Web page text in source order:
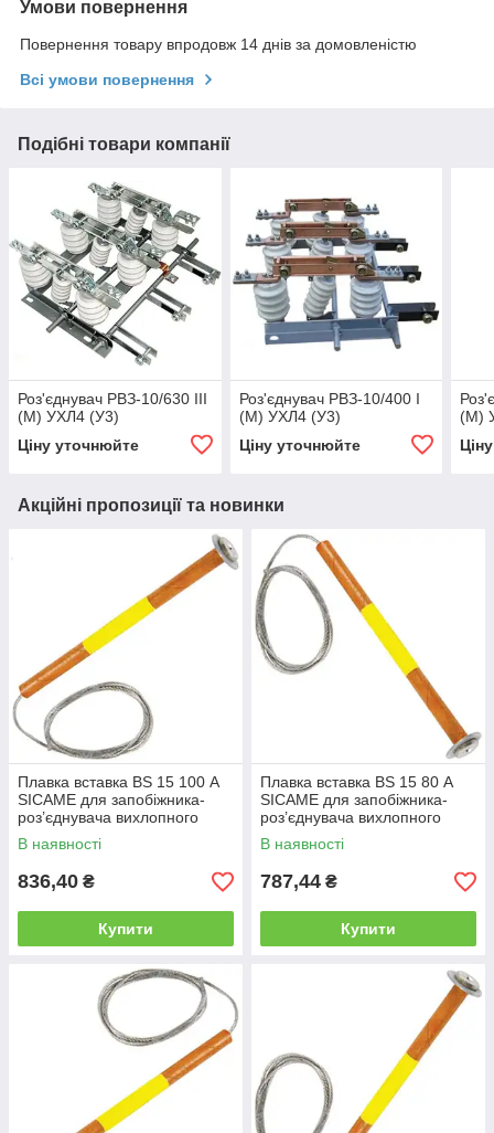
Умови повернення
Повернення товару впродовж 14 днів за домовленістю
Всі умови повернення
Подібні товари компанії
Роз'єднувач РВЗ-10/630 III
(М) УХЛ4 (У3)
Ціну уточнюйте
Роз'єднувач РВЗ-10/400 I
(М) УХЛ4 (У3)
Ціну уточнюйте
(М)
Акційні пропозиції та новинки
Плавка вставка BS 15 100 А
SICAME для запобіжника-
роз’єднувача вихлопного
типу, нитка запобіжника
В наявності
836,40 ₴
Купити
Плавка вставка BS 15 80 А
SICAME для запобіжника-
роз’єднувача вихлопного
типу, нитка запобіжника
В наявності
787,44 ₴
Купити